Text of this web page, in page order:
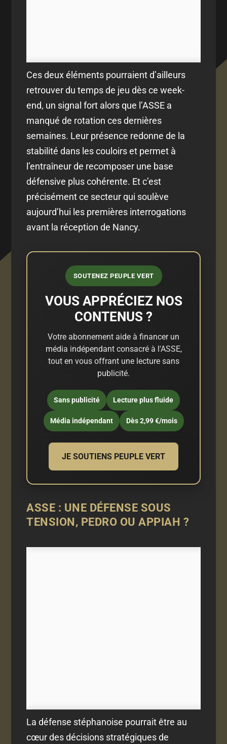
Ces deux éléments pourraient d’ailleurs
retrouver du temps de jeu dès ce week-
end, un signal fort alors que l’ASSE a
manqué de rotation ces dernières
semaines. Leur présence redonne de la
stabilité dans les couloirs et permet à
l’entraîneur de recomposer une base
défensive plus cohérente. Et c’est
précisément ce secteur qui soulève
aujourd’hui les premières interrogations
avant la réception de Nancy.
SOUTENEZ PEUPLE VERT
VOUS APPRÉCIEZ NOS
CONTENUS ?
Votre abonnement aide à financer un
média indépendant consacré à l'ASSE,
tout en vous offrant une lecture sans
publicité.
Sans publicité Lecture plus fluide
Média indépendant Dès 2,99 €/mois
JE SOUTIENS PEUPLE VERT
ASSE : UNE DÉFENSE SOUS
TENSION, PEDRO OU APPIAH ?
La défense stéphanoise pourrait être au
cœur des décisions stratégiques de